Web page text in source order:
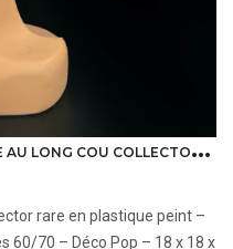
T
ÊTE TWIGGY ALLEMANDE RONDE AU LONG COU COLLECTOR RARE DES ANNÉES 60/70
rare en plastique peint –
60/70 – Déco Pop – 18 x 18 x